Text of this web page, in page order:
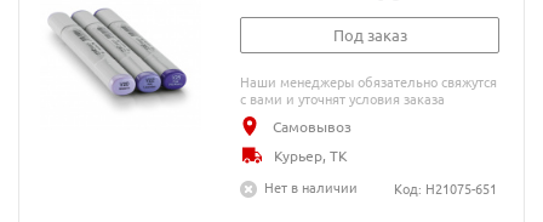
Под заказ
Наши менеджеры обязательно свяжутся
с вами и уточнят условия заказа
Самовывоз
Курьер, ТК
Нет в наличии
Код: H21075-651